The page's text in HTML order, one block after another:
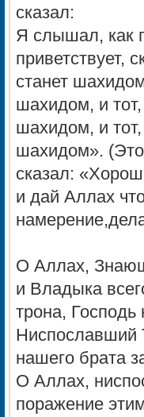
сказал:
Я слышал, как
приветствует,
станет
шахидом, и
шахидом, и
шахидом».
сказал:
и дай Аллах
O Аллах,
и Владыка
трона,
Ниспославший
нашего брата
O Аллах,
поражение